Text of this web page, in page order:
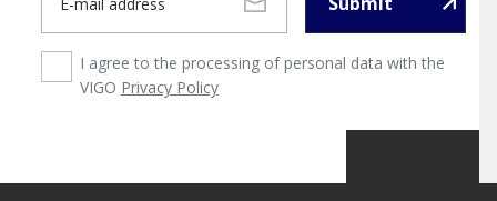
I agree to the processing of personal data with the
VIGO Privacy Policy